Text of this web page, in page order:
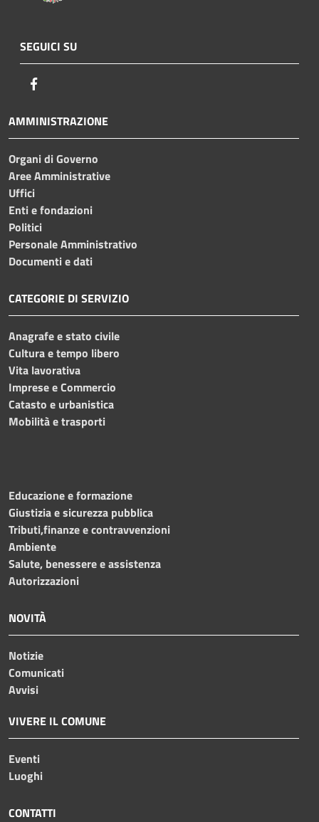
SEGUICI SU
AMMINISTRAZIONE
Organi di Governo
Aree Amministrative
Uffici
Enti e fondazioni
Politici
Personale Amministrativo
Documenti e dati
CATEGORIE DI SERVIZIO
Anagrafe e stato civile
Cultura e tempo libero
Vita lavorativa
Imprese e Commercio
Catasto e urbanistica
Mobilità e trasporti
Educazione e formazione
Giustizia e sicurezza pubblica
Tributi,finanze e contravvenzioni
Ambiente
Salute, benessere e assistenza
Autorizzazioni
NOVITÀ
Notizie
Comunicati
Avvisi
VIVERE IL COMUNE
Eventi
Luoghi
CONTATTI